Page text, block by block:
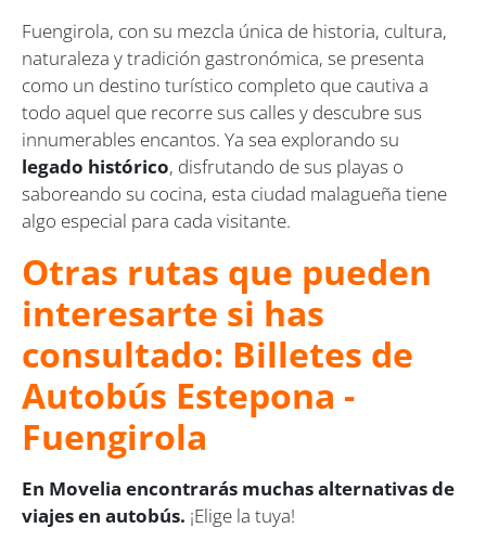
Fuengirola, con su mezcla única de historia, cultura,
naturaleza y tradición gastronómica, se presenta
como un destino turístico completo que cautiva a
todo aquel que recorre sus calles y descubre sus
innumerables encantos. Ya sea explorando su
legado histórico, disfrutando de sus playas o
saboreando su cocina, esta ciudad malagueña tiene
algo especial para cada visitante.
Otras rutas que pueden
interesarte si has
consultado: Billetes de
Autobús Estepona -
Fuengirola
En Movelia encontrarás muchas alternativas de
viajes en autobús. ¡Elige la tuya!